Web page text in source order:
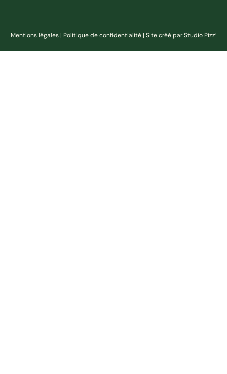
Mentions légales| Politique de confidentialité| Site créé par Studio Pizz’